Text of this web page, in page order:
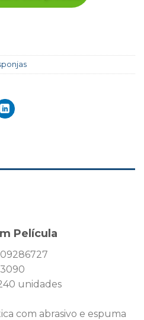
Película
unidades
com abrasivo e espuma